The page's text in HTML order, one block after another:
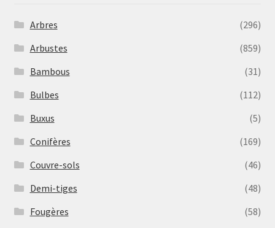
Arbres
(296)
Arbustes
(859)
Bambous
(31)
Bulbes
(112)
Buxus
(5)
Conifères
(169)
Couvre-sols
(46)
Demi-tiges
(48)
Fougères
(58)